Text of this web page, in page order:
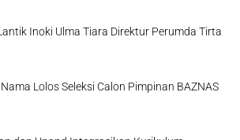
Inoki Ulma Tiara Direktur Perumda Tirta
Lolos Seleksi Calon Pimpinan BAZNAS